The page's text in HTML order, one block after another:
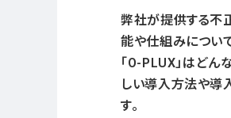
弊社が提供する不
能や仕組みについ
「O-PLUX」はどん
しい導入方法や導
す。